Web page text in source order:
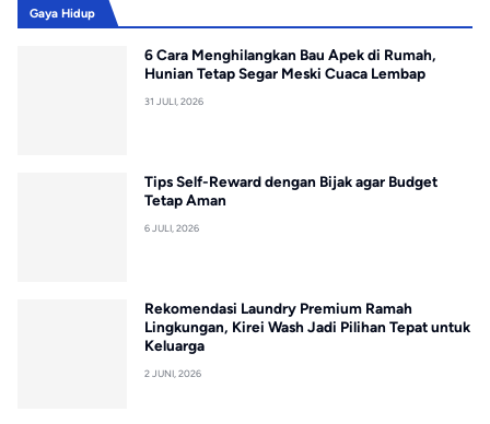
Gaya Hidup
6 Cara Menghilangkan Bau Apek di Rumah,
Hunian Tetap Segar Meski Cuaca Lembap
31 JULI, 2026
Tips Self-Reward dengan Bijak agar Budget
Tetap Aman
6 JULI, 2026
Rekomendasi Laundry Premium Ramah
Lingkungan, Kirei Wash Jadi Pilihan Tepat untuk
Keluarga
2 JUNI, 2026